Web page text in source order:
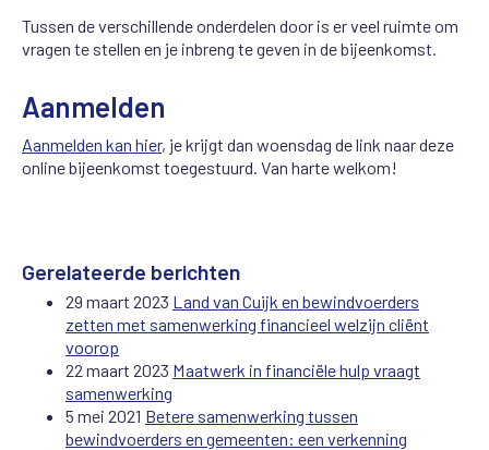
Tussen de verschillende onderdelen door is er veel ruimte om
vragen te stellen en je inbreng te geven in de bijeenkomst.
Aanmelden
Aanmelden kan hier, je krijgt dan woensdag de link naar deze
online bijeenkomst toegestuurd. Van harte welkom!
Gerelateerde berichten
29 maart 2023 Land van Cuijk en bewindvoerders
zetten met samenwerking financieel welzijn cliënt
voorop
22 maart 2023 Maatwerk in financiële hulp vraagt
samenwerking
5 mei 2021 Betere samenwerking tussen
bewindvoerders en gemeenten: een verkenning